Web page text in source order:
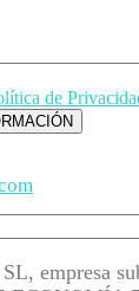
de
empresa